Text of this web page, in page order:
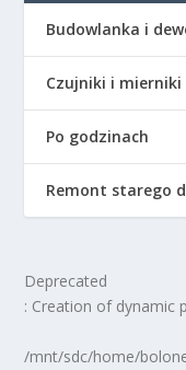
Budowlanka i
Czujniki i mierniki
Po godzinach
Remont starego
Deprecated
: Creation of dynamic
/mnt/sdc/home/